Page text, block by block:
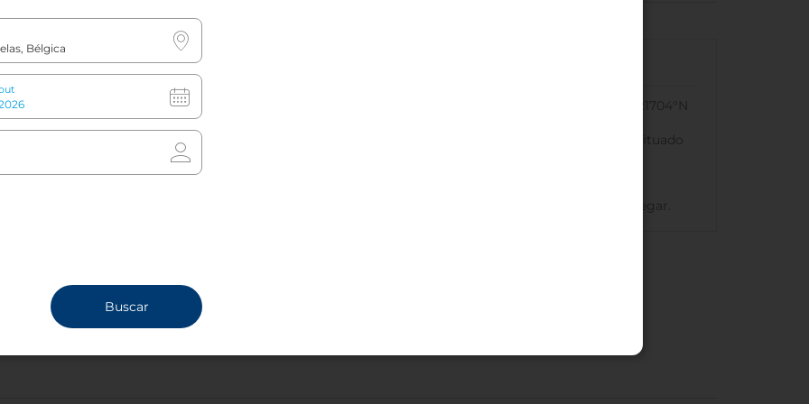
Desde la estación de tren
Desde la Estación Central:
autobús (líneas 29/66/71) hacia De
Ruta alternativa a pie: Sigue las
indicaciones hacia Bourse. Desde allí, gira
a la derecha por el Boulevard Anspach.
Continúa por esta calle hasta que veas el
50.8521704°N
Fuera del hotel, cubierto. Situado
para ver las indicaciones de cómo llegar.
Buscar